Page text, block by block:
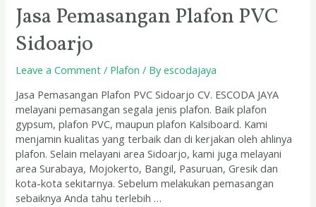
Jasa Pemasangan Plafon PVC
Sidoarjo
Leave a Comment / Plafon / Byescodajaya
Jasa Pemasangan Plafon PVC Sidoarjo CV. ESCODA JAYA
melayani pemasangan segala jenis plafon. Baik plafon
gypsum, plafon PVC, maupun plafon Kalsiboard. Kami
menjamin kualitas yang terbaik dan di kerjakan oleh ahlinya
plafon. Selain melayani area Sidoarjo, kami juga melayani
area Surabaya, Mojokerto, Bangil, Pasuruan, Gresik dan
kota-kota sekitarnya. Sebelum melakukan pemasangan
sebaiknya Anda tahu terlebih …
Plafon
PVC
Sidoarjo